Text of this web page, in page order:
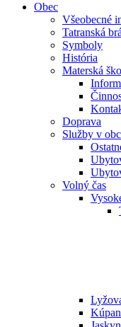
Obec
Všeobecné
Tatranská
Symboly
História
Materská
Doprava
Služby v
Volný čas